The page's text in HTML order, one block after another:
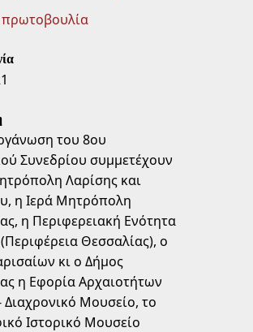
του 8ου
Συνεδρίου συμμετέχουν
Λαρίσης και
η Ιερά Μητρόπολη
η Περιφερειακή Ενότητα
Θεσσαλίας), ο
κι ο Δήμος
η Εφορία Αρχαιοτήτων
Διαχρονικό Μουσείο, το
Ιστορικό Μουσείο